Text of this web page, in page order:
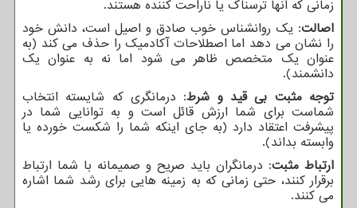
زمانی که آنها ترسناک یا ناراحت کننده هستند.
اصالت: یک روانشناس خوب صادق و اصیل است، دانش خود
را نشان می دهد اما اصطلاحات آکادمیک را حذف می کند (به
عنوان یک متخصص ظاهر می شود اما نه به عنوان یک
دانشمند).
توجه مثبت بی قید و شرط: درمانگری که شایسته انتخاب
شماست برای شما ارزش قائل است و به توانایی شما در
پیشرفت اعتقاد دارد (به جای اینکه شما را شکست خورده یا
وابسته بداند).
ارتباط مثبت: درمانگران باید صریح و صمیمانه با شما ارتباط
برقرار کنند، حتی زمانی که به زمینه هایی برای رشد شما اشاره
می کنند.